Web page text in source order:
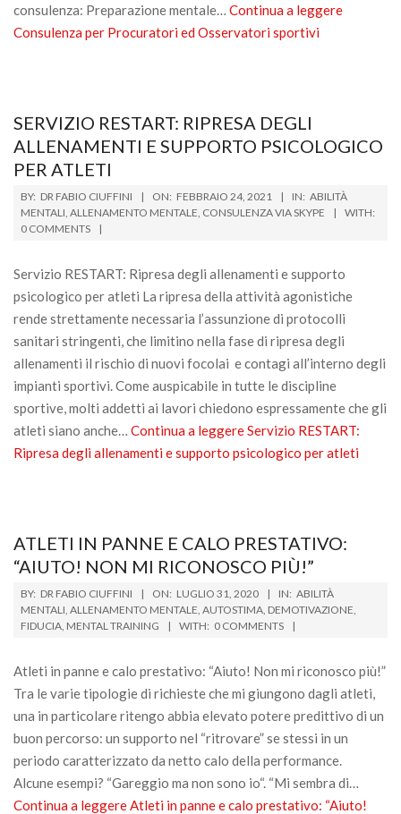
consulenza: Preparazione mentale… Continua a leggere
Consulenza per Procuratori ed Osservatori sportivi
SERVIZIO RESTART: RIPRESA DEGLI
ALLENAMENTI E SUPPORTO PSICOLOGICO
PER ATLETI
2021-
02-
24
BY: DR FABIO CIUFFINI ON: FEBBRAIO 24, 2021 IN: ABILITÀ
MENTALI ALLENAMENTO MENTALE CONSULENZA VIA SKYPE
WITH:
0 COMMENTS
Servizio RESTART: Ripresa degli allenamenti e supporto
psicologico per atleti La ripresa della attività agonistiche
rende strettamente necessaria l’assunzione di protocolli
sanitari stringenti, che limitino nella fase di ripresa degli
allenamenti il rischio di nuovi focolai e contagi all’interno degli
impianti sportivi. Come auspicabile in tutte le discipline
sportive, molti addetti ai lavori chiedono espressamente che gli
atleti siano anche… Continua a leggereServizio RESTART:
Ripresa degli allenamenti e supporto psicologico per atleti
ATLETI IN PANNE E CALO PRESTATIVO:
“AIUTO! NON MI RICONOSCO PIÙ!”
2020-
07-
31
BY: DR FABIO CIUFFINI ON: LUGLIO 31, 2020 IN: ABILITÀ
MENTALI ALLENAMENTO MENTALE AUTOSTIMA DEMOTIVAZIONE
FIDUCIA MENTAL TRAINING WITH: 0 COMMENTS
Atleti in panne e calo prestativo: “Aiuto! Non mi riconosco più!”
Tra le varie tipologie di richieste che mi giungono dagli atleti,
una in particolare ritengo abbia elevato potere predittivo di un
buon percorso: un supporto nel “ritrovare” se stessi in un
periodo caratterizzato da netto calo della performance.
Alcune esempi? “Gareggio ma non sono io“. “Mi sembra di…
Continua a leggereAtleti in panne e calo prestativo: “Aiuto!